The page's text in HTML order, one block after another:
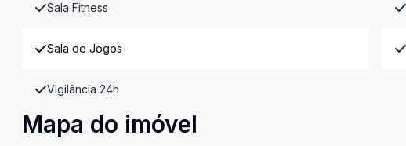
Sala Fitness
Sala de Jogos
Vigilância 24h
Mapa do imóvel